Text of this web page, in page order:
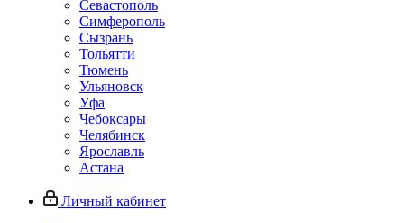
Севастополь
Симферополь
Сызрань
Тольятти
Тюмень
Ульяновск
Уфа
Чебоксары
Челябинск
Ярославль
Астана
Личный кабинет